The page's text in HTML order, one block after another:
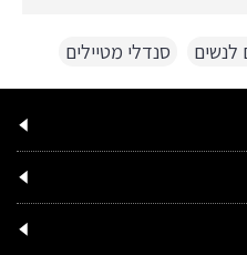
סנדלי מטיילים